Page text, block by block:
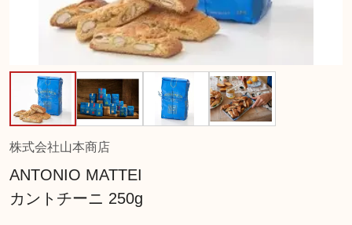
株式会社山本商店
ANTONIO MATTEI
カントチーニ 250g